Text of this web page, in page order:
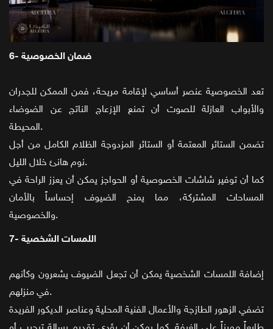
6- ضمان الخصوصية
تعد الخصوصية عنصر أساسي لإقامة مريحة، فمن الممكن للجدران
والأبواب العازلة للصوت أن تمنع الإزعاج الناتج عن الضوضاء
المحيطة.
تضمن الستائر المعتمة أو الستائر المزدوجة الظلام الكامل من أجل
نوم هانئ خلال الليل.
كما أن توفير شاشات الخصوصية أو الحواجز يمكن أن يعزز الراحة في
المساحات المشتركة، مما يمنح الضيوف إحساساً بالأمان
والخصوصية.
7- اللمسات الشخصية
إضافة اللمسات الشخصية يمكن أن تجعل الضيوف يشعرون وكأنهم
في منزلهم.
تضفي الزهور الطازجة والأعمال الفنية المحلية وعناصر الديكور الفريدة